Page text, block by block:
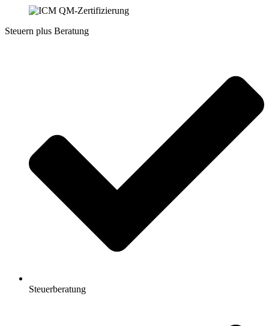
Steuern plus Beratung
Steuerberatung